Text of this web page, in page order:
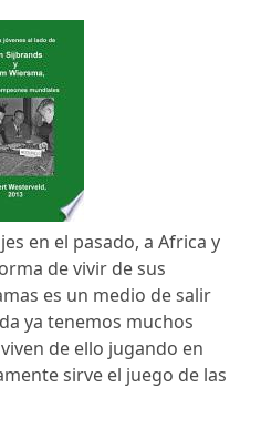
en el pasado, a Africa y
de vivir de sus
es un medio de salir
ya tenemos muchos
de ello jugando en
sirve el juego de las